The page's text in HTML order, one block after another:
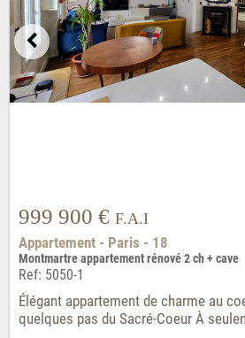
999 900 € F.A.I
Appartement - Paris - 18
Montmartre appartement rénové 2 ch + cave
Ref: 5050-1
Élégant appartement de charme au
quelques pas du Sacré-Coeur À